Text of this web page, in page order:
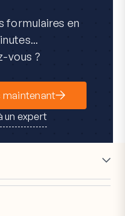
formulaires en
vous ?
maintenant
un expert